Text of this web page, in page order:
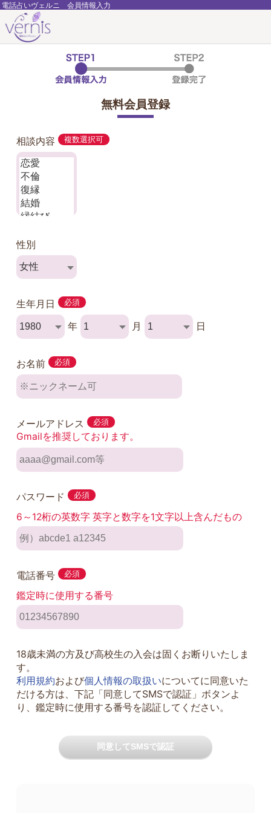
電話占いヴェルニ 会員情報入力
無料会員登録
相談内容 複数選択可
性別
生年月日 必須
年 月 日
お名前 必須
メールアドレス 必須
Gmailを推奨しております。
パスワード 必須
6～12桁の英数字 英字と数字を1文字以上含んだもの
電話番号 必須
鑑定時に使用する番号
18歳未満の方及び高校生の入会は固くお断りいたしま
す。
利用規約および個人情報の取扱いについてに同意いた
だける方は、下記「同意してSMSで認証」ボタンよ
り、鑑定時に使用する番号を認証してください。
同意してSMSで認証